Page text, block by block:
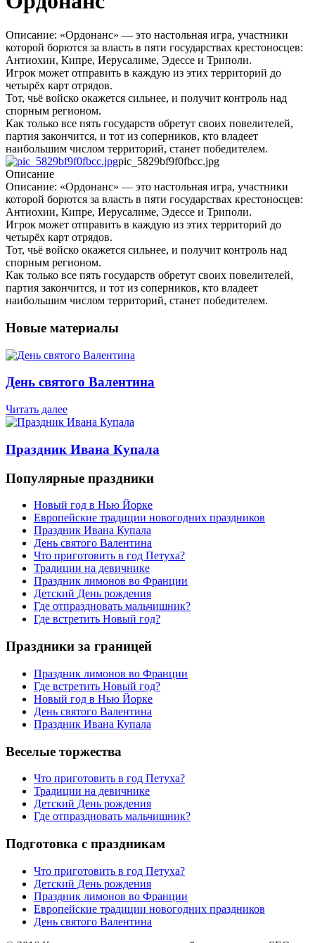
Описание: «Ордонанс» — это настольная игра, участники
которой борются за власть в пяти государствах крестоносцев:
Антиохии, Кипре, Иерусалиме, Эдессе и Триполи.
Игрок может отправить в каждую из этих территорий до
четырёх карт отрядов.
Тот, чьё войско окажется сильнее, и получит контроль над
спорным регионом.
Как только все пять государств обретут своих повелителей,
партия закончится, и тот из соперников, кто владеет
наибольшим числом территорий, станет победителем.
pic_5829bf9f0fbcc.jpg
Описание
Описание: «Ордонанс» — это настольная игра, участники
которой борются за власть в пяти государствах крестоносцев:
Антиохии, Кипре, Иерусалиме, Эдессе и Триполи.
Игрок может отправить в каждую из этих территорий до
четырёх карт отрядов.
Тот, чьё войско окажется сильнее, и получит контроль над
спорным регионом.
Как только все пять государств обретут своих повелителей,
партия закончится, и тот из соперников, кто владеет
наибольшим числом территорий, станет победителем.
Новые материалы
День святого Валентина
Читать далее
Праздник Ивана Купала
Популярные праздники
Новый год в Нью Йорке
Европейские традиции новогодних праздников
Праздник Ивана Купала
День святого Валентина
Что приготовить в год Петуха?
Традиции на девичнике
Праздник лимонов во Франции
Детский День рождения
Где отпраздновать мальчишник?
Где встретить Новый год?
Праздники за границей
Праздник лимонов во Франции
Где встретить Новый год?
Новый год в Нью Йорке
День святого Валентина
Праздник Ивана Купала
Веселые торжества
Что приготовить в год Петуха?
Традиции на девичнике
Детский День рождения
Где отпраздновать мальчишник?
Подготовка с праздникам
Что приготовить в год Петуха?
Детский День рождения
Праздник лимонов во Франции
Европейские традиции новогодних праздников
День святого Валентина